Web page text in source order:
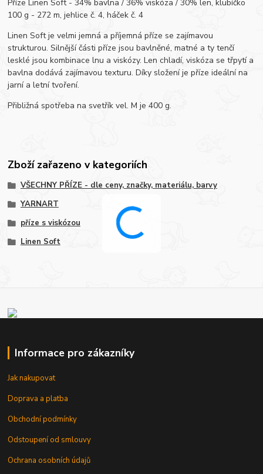
Příze Linen Soft - 34% bavlna / 36% viskóza / 30% len, klubíčko
100 g - 272 m, jehlice č. 4, háček č. 4
Linen Soft je velmi jemná a příjemná příze se zajímavou
strukturou. Silnější části příze jsou bavlněné, matné a ty tenčí
lesklé jsou kombinace lnu a viskózy. Len chladí, viskóza se třpytí a
bavlna dodává zajímavou texturu. Díky složení je příze ideální na
jarní a letní tvoření.
Přibližná spotřeba na svetřík vel. M je 400 g.
Zboží zařazeno v kategoriích
VŠECHNY PŘÍZE - dle ceny, značky, materiálu, barvy
YARNART
příze s viskózou
Linen Soft
Informace pro zákazníky
Jak nakupovat
Doprava a platba
Obchodní podmínky
Odstoupení od smlouvy
Ochrana osobních údajů